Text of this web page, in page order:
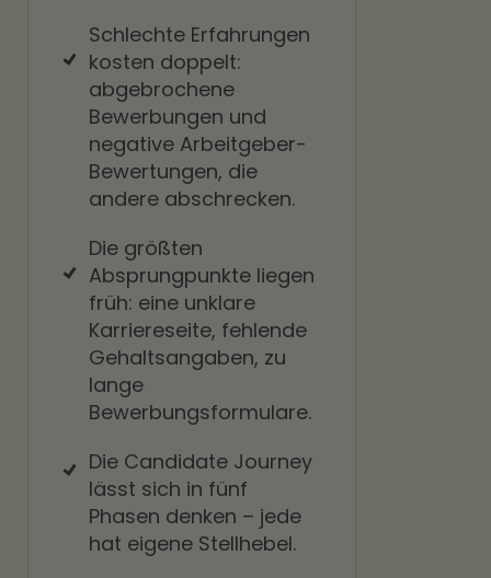
Schlechte Erfahrungen
kosten doppelt:
abgebrochene
Bewerbungen und
negative Arbeitgeber-
Bewertungen, die
andere abschrecken.
Die größten
Absprungpunkte liegen
früh: eine unklare
Karriereseite, fehlende
Gehaltsangaben, zu
lange
Bewerbungsformulare.
Die Candidate Journey
lässt sich in fünf
Phasen denken – jede
hat eigene Stellhebel.